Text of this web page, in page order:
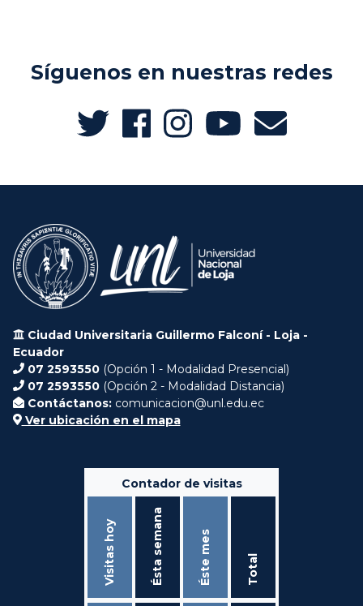
Síguenos en nuestras redes
Ciudad Universitaria Guillermo Falconí - Loja -
Ecuador
07 2593550 (Opción 1 - Modalidad Presencial)
07 2593550 (Opción 2 - Modalidad Distancia)
Contáctanos: comunicacion@unl.edu.ec
Ver ubicación en el mapa
Contador de visitas
Visitas hoy Ésta semana Éste mes Total